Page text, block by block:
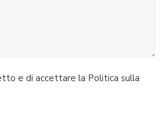
e di accettare la Politica sulla